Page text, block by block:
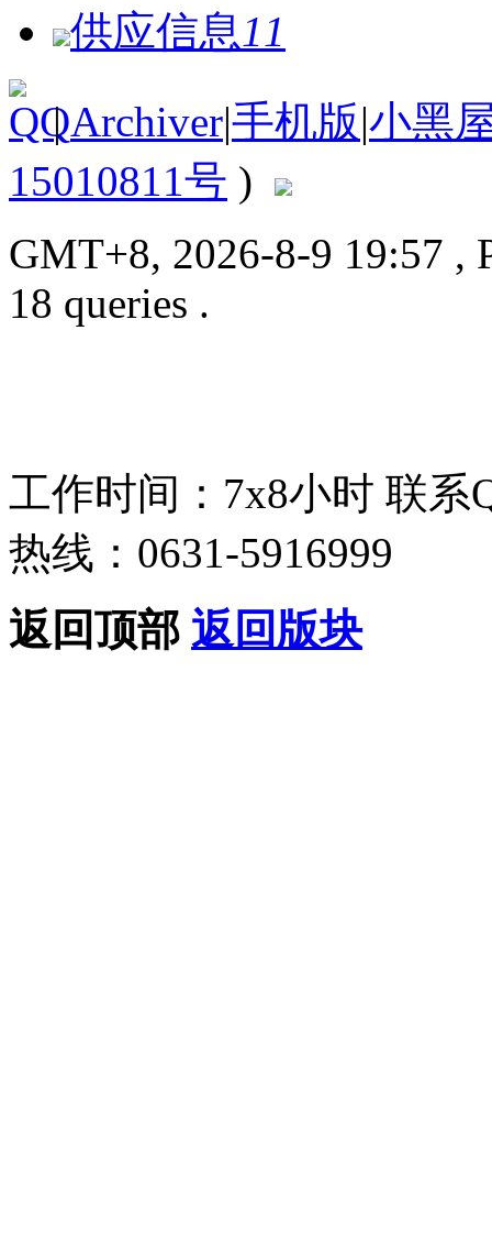
供应信息 11
| Archiver|手机版|小黑
15010811号 )
GMT+8, 2026-8-9 19:57 ,
18 queries .
工作时间：7x8小时 联系
热线：0631-5916999
返回顶部 返回版块